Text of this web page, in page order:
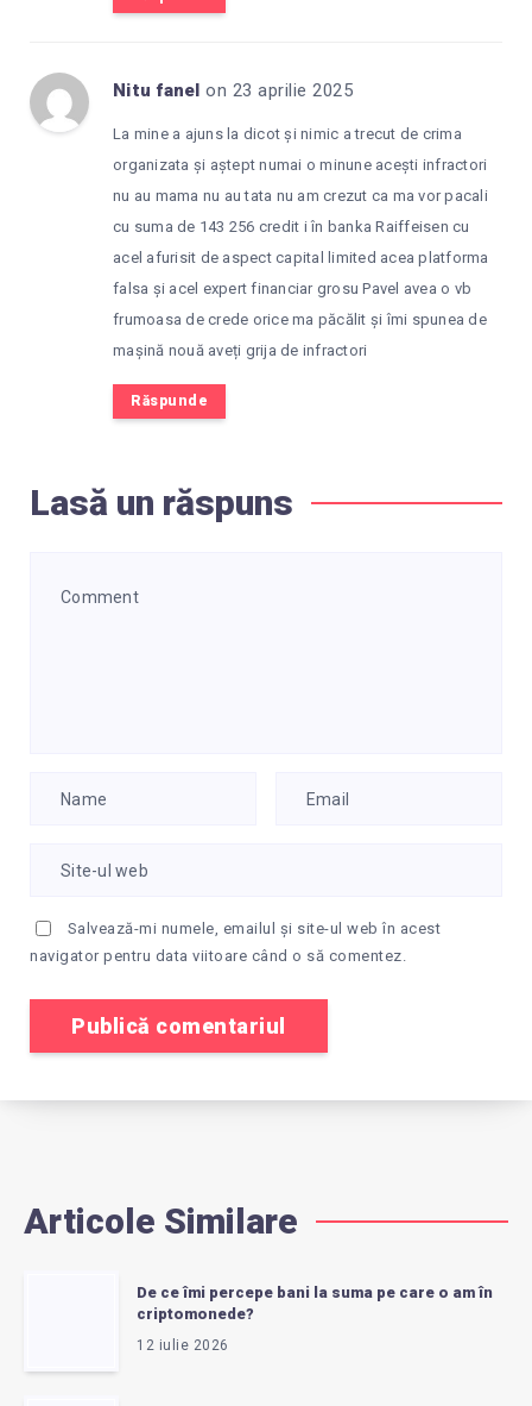
Nitu fanel on 23 aprilie 2025
La mine a ajuns la dicot și nimic a trecut de crima
organizata și aștept numai o minune acești infractori
nu au mama nu au tata nu am crezut ca ma vor pacali
cu suma de 143 256 credit i în banka Raiffeisen cu
acel afurisit de aspect capital limited acea platforma
falsa și acel expert financiar grosu Pavel avea o vb
frumoasa de crede orice ma păcălit și îmi spunea de
mașină nouă aveți grija de infractori
Răspunde
Lasă un răspuns
Salvează-mi numele, emailul și site-ul web în acest
navigator pentru data viitoare când o să comentez.
Articole Similare
De ce îmi percepe bani la suma pe care o am în
criptomonede?
12 iulie 2026